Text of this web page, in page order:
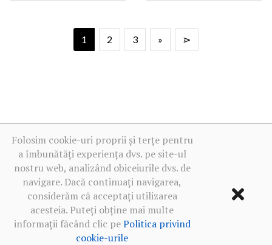
1 2 3 » ⋗
Folosim cookie-uri proprii și terțe pentru
a îmbunătăți experiența dvs. pe site-ul
nostru web, analizând obiceiurile dvs. de
navigare. Dacă continuați navigarea,
considerăm că acceptați utilizarea
acesteia. Puteți obține mai multe
informații făcând clic pePolitica privind
cookie-urile